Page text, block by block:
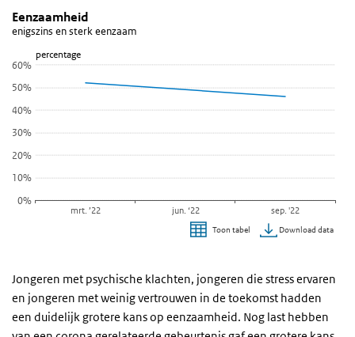
Eenzaamheid
Sla de grafiek 'Eenzaamheid' over en ga naar de datatabel
Eenzaamheid
Lijn grafiek met 3 data punten.
enigszins en sterk eenzaam
De grafiek heeft 1 X-as die categories weergeeft.
De grafiek heeft 1 Y-as die percentage weergeeft.
percentage
Eenzaamheid
enigszins en sterk eenzaam
0%
10%
20%
30%
40%
50%
60%
mrt. ’22 jun. ‘22 sep. '22
Toon tabel Download data
Jongeren met psychische klachten, jongeren die stress ervaren
en jongeren met weinig vertrouwen in de toekomst hadden
een duidelijk grotere kans op eenzaamheid. Nog last hebben